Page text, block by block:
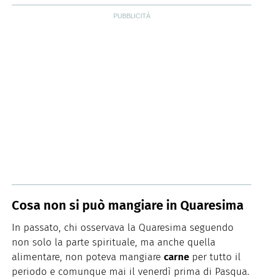
Cosa non si può mangiare in Quaresima
In passato, chi osservava la Quaresima seguendo
non solo la parte spirituale, ma anche quella
alimentare, non poteva mangiare carne per tutto il
periodo e comunque mai il venerdì prima di Pasqua.